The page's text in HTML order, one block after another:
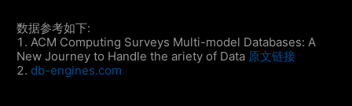
数据参考如下:
1. ACM Computing Surveys Multi-model Databases: A
New Journey to Handle the ariety of Data 原文链接
2. db-engines.com